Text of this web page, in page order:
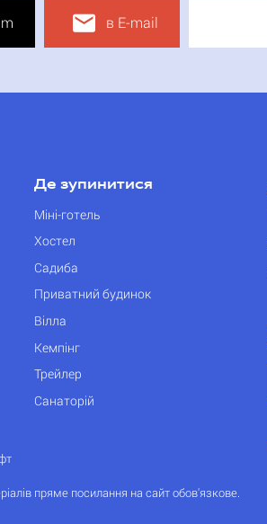
в E-mail
Де зупинитися
Міні-готель
Хостел
Садиба
Приватний будинок
Вілла
Кемпінг
Трейлер
Санаторій
пряме посилання на сайт обов'язкове.